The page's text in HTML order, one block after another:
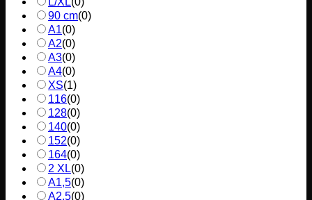
90 cm(0)
A1(0)
A2(0)
A3(0)
A4(0)
XS(1)
116(0)
128(0)
140(0)
152(0)
164(0)
2 XL(0)
A1,5(0)
A2,5(0)